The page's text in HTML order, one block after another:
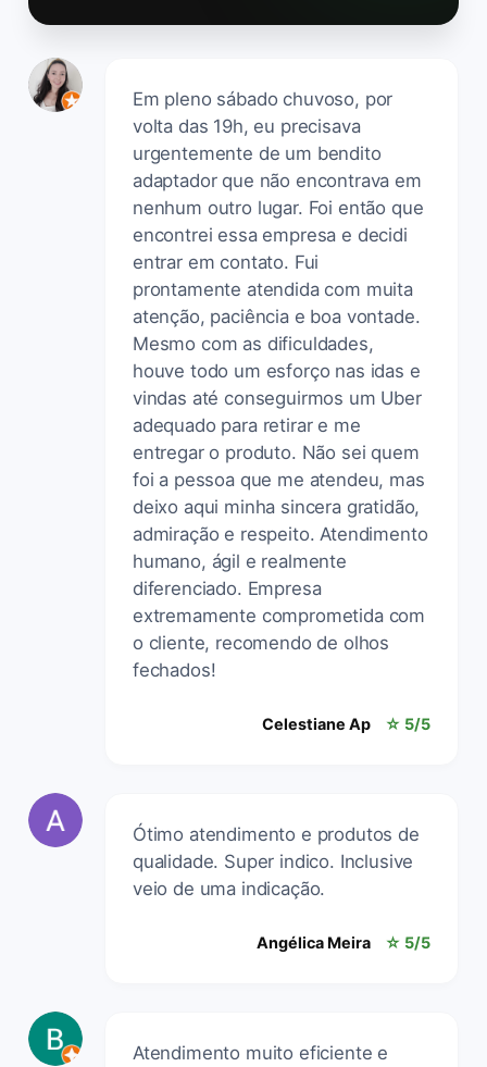
Em pleno sábado chuvoso, por
volta das 19h, eu precisava
urgentemente de um bendito
adaptador que não encontrava em
nenhum outro lugar. Foi então que
encontrei essa empresa e decidi
entrar em contato. Fui
prontamente atendida com muita
atenção, paciência e boa vontade.
Mesmo com as dificuldades,
houve todo um esforço nas idas e
vindas até conseguirmos um Uber
adequado para retirar e me
entregar o produto. Não sei quem
foi a pessoa que me atendeu, mas
deixo aqui minha sincera gratidão,
admiração e respeito. Atendimento
humano, ágil e realmente
diferenciado. Empresa
extremamente comprometida com
o cliente, recomendo de olhos
fechados!
Celestiane Ap ☆ 5/5
Ótimo atendimento e produtos de
qualidade. Super indico. Inclusive
veio de uma indicação.
Angélica Meira ☆ 5/5
Atendimento muito eficiente e